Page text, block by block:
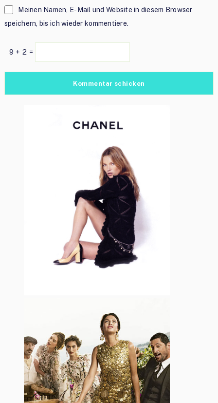
Meinen Namen, E-Mail und Website in diesem Browser
speichern, bis ich wieder kommentiere.
9 + 2 =